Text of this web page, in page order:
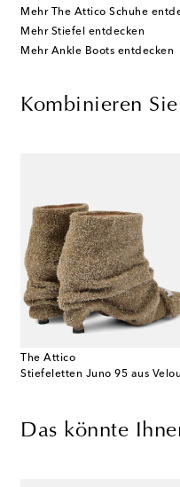
Mehr The Attico Schuhe
Mehr Stiefel entdecken
Mehr Ankle Boots entdecken
Kombinieren
The Attico
Das könnte